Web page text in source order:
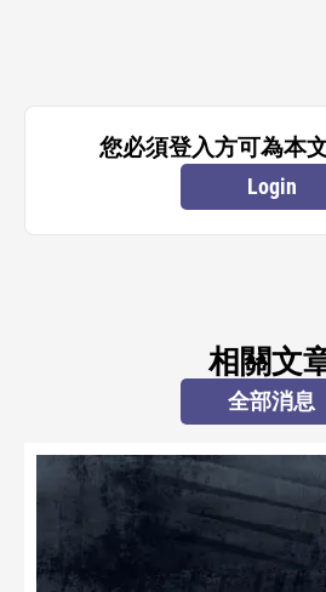
您必須登入方可為本
Login
相關文
全部消息